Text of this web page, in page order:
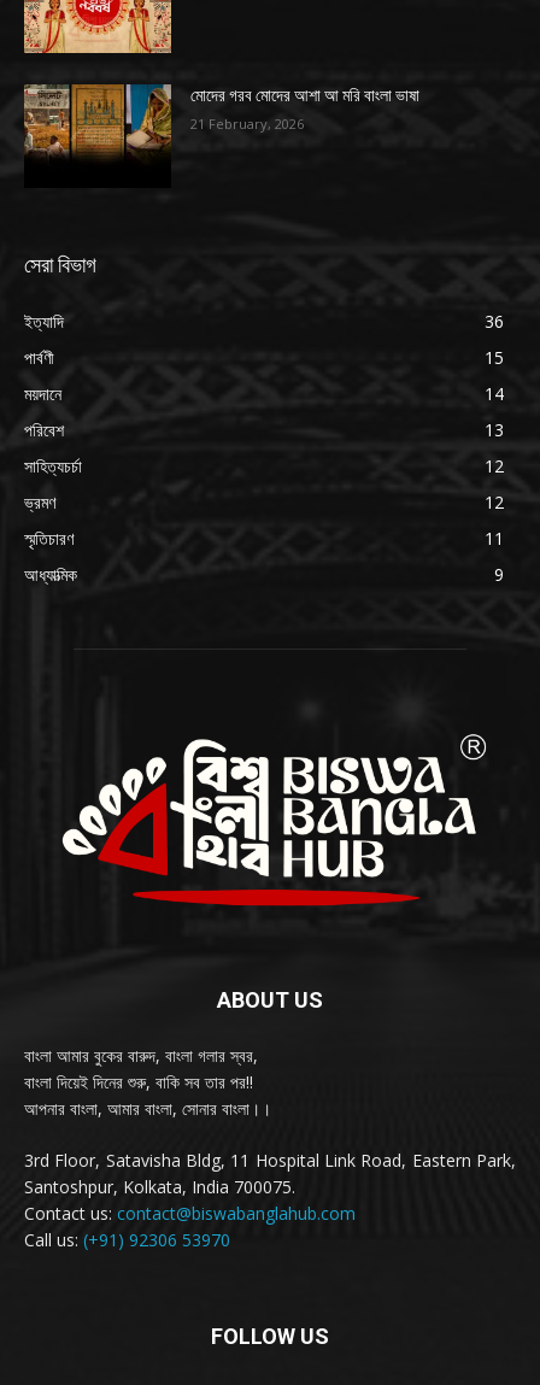
মোদের গরব মোদের আশা আ মরি বাংলা ভাষা
21 February, 2026
সেরা বিভাগ
ইত্যাদি
36
পার্বণী
15
ময়দানে
14
পরিবেশ
13
সাহিত্যচর্চা
12
ভ্রমণ
12
স্মৃতিচারণ
11
আধ্যাত্মিক
9
ABOUT US
বাংলা আমার বুকের বারুদ, বাংলা গলার স্বর,
বাংলা দিয়েই দিনের শুরু, বাকি সব তার পর!!
আপনার বাংলা, আমার বাংলা, সোনার বাংলা।।
3rd Floor, Satavisha Bldg, 11 Hospital Link Road, Eastern Park,
Santoshpur, Kolkata, India 700075.
Contact us: contact@biswabanglahub.com
Call us: (+91) 92306 53970
FOLLOW US